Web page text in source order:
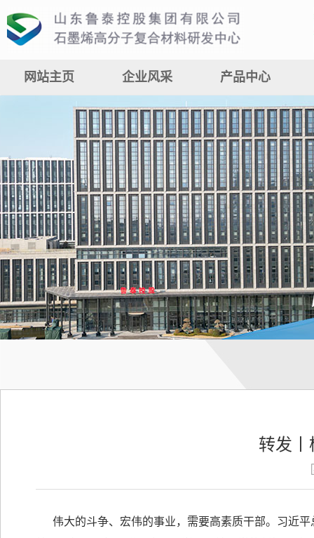
网站主页 企业风采 产品中心
转发丨
伟大的斗争、宏伟的事业，需要高素质干部。习近平